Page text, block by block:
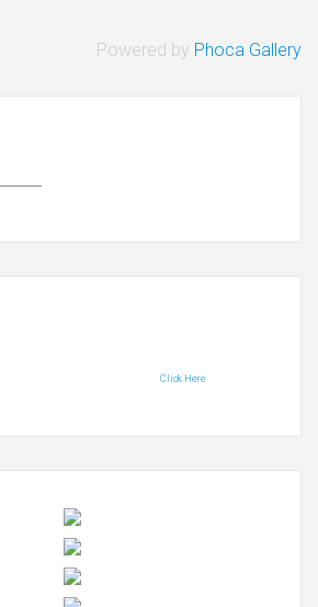
Powered by Phoca Gallery
Click Here